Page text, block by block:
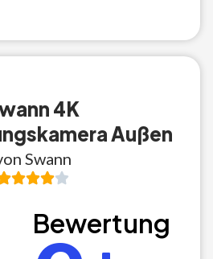
4K
Außen
Swann
Bewertung